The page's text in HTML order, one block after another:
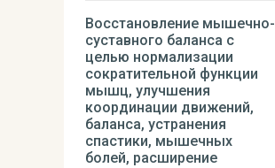
Восстановление мышечно-
суставного баланса с
целью нормализации
сократительной функции
мышц, улучшения
координации движений,
баланса, устранения
спастики, мышечных
болей, расширение